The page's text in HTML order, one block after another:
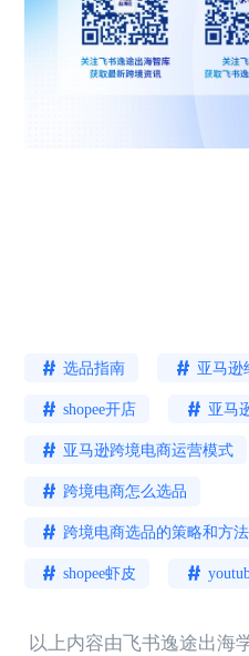
选品指南 亚马逊
shopee开店 亚马
亚马逊跨境电商运营模式
跨境电商怎么选品
跨境电商选品的策略和方法
shopee虾皮
以上内容由飞书逸途出海